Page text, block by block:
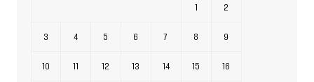
1 2
3 4 5 6 7 8 9
10 11 12 13 14 15 16